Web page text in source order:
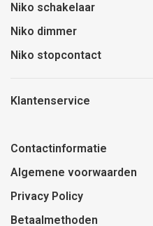
Niko schakelaar
Niko dimmer
Niko stopcontact
Klantenservice
Contactinformatie
Algemene voorwaarden
Privacy Policy
Betaalmethoden